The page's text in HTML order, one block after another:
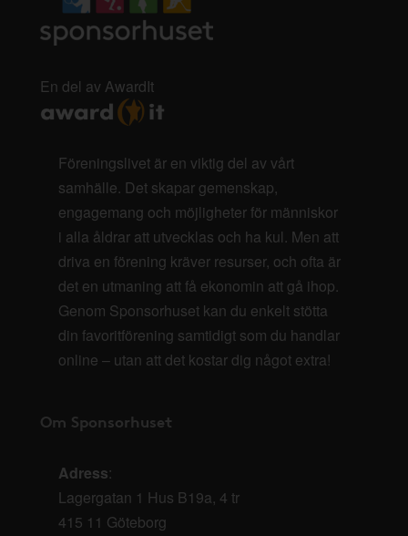
En del av AwardIt
Föreningslivet är en viktig del av vårt
samhälle. Det skapar gemenskap,
engagemang och möjligheter för människor
i alla åldrar att utvecklas och ha kul. Men att
driva en förening kräver resurser, och ofta är
det en utmaning att få ekonomin att gå ihop.
Genom Sponsorhuset kan du enkelt stötta
din favoritförening samtidigt som du handlar
online – utan att det kostar dig något extra!
Om Sponsorhuset
Adress:
Lagergatan 1 Hus B19a, 4 tr
415 11 Göteborg